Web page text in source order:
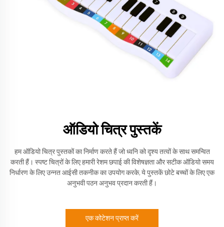
ऑडियो चित्र पुस्तकें
हम ऑडियो चित्र पुस्तकों का निर्माण करते हैं जो ध्वनि को दृश्य तत्वों के साथ समन्वित
करती हैं। स्पष्ट चित्रों के लिए हमारी रेशम छपाई की विशेषज्ञता और सटीक ऑडियो समय
निर्धारण के लिए उन्नत आईसी तकनीक का उपयोग करके, ये पुस्तकें छोटे बच्चों के लिए एक
अनुभवी पठन अनुभव प्रदान करती हैं।
एक कोटेशन प्राप्त करें